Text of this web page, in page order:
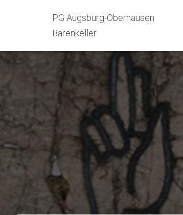
PG Augsburg-Oberhausen
Bärenkeller